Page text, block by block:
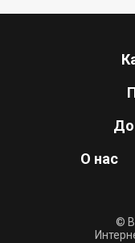
О нас
©